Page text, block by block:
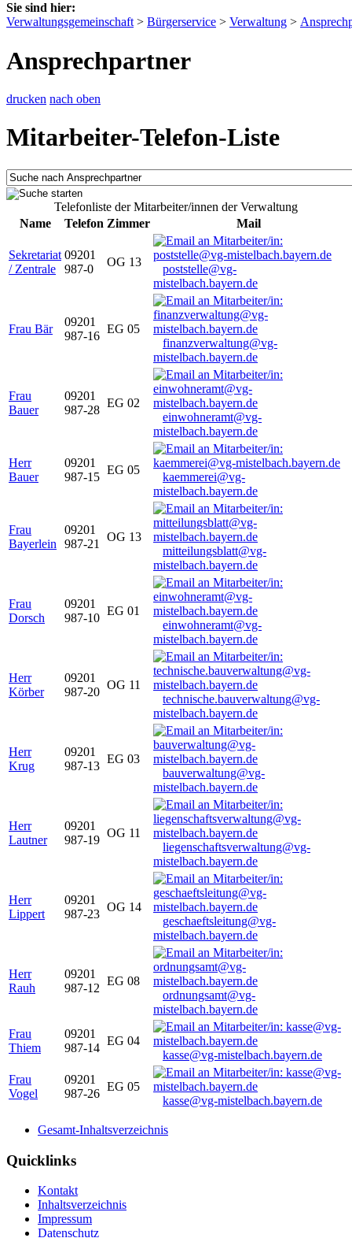
Sie sind hier:
Verwaltungsgemeinschaft > Bürgerservice > Verwaltung >
Ansprechpartner
drucken nach oben
Mitarbeiter-Telefon-Liste
Telefonliste der Mitarbeiter/innen der Verwaltung
Name
Telefon Zimmer Mail
Sekretariat
/ Zentrale
09201
987-0
OG 13
poststelle@vg-
mistelbach.bayern.de
Frau Bär
09201
987-16
EG 05
finanzverwaltung@vg-
mistelbach.bayern.de
Frau
Bauer
09201
987-28
EG 02
einwohneramt@vg-
mistelbach.bayern.de
Herr
Bauer
09201
987-15
EG 05
kaemmerei@vg-
mistelbach.bayern.de
Frau
Bayerlein
09201
987-21
OG 13
mitteilungsblatt@vg-
mistelbach.bayern.de
Frau
Dorsch
09201
987-10
EG 01
einwohneramt@vg-
mistelbach.bayern.de
Herr
Körber
09201
987-20
OG 11
technische.bauverwaltung@vg-
mistelbach.bayern.de
Herr
Krug
09201
987-13
EG 03
bauverwaltung@vg-
mistelbach.bayern.de
Herr
Lautner
09201
987-19
OG 11
liegenschaftsverwaltung@vg-
mistelbach.bayern.de
Herr
Lippert
09201
987-23
OG 14
geschaeftsleitung@vg-
mistelbach.bayern.de
Herr
Rauh
09201
987-12
EG 08
ordnungsamt@vg-
mistelbach.bayern.de
Frau
Thiem
09201
987-14
EG 04
kasse@vg-mistelbach.bayern.de
Frau
Vogel
09201
987-26
EG 05
kasse@vg-mistelbach.bayern.de
Gesamt-Inhaltsverzeichnis
Quicklinks
Kontakt
Inhaltsverzeichnis
Impressum
Datenschutz